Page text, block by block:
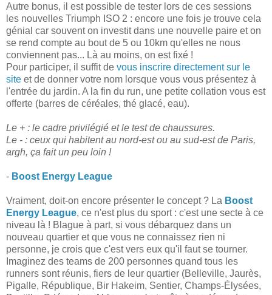
Autre bonus, il est possible de tester lors de ces sessions
les nouvelles Triumph ISO 2 : encore une fois je trouve cela
génial car souvent on investit dans une nouvelle paire et on
se rend compte au bout de 5 ou 10km qu'elles ne nous
conviennent pas... Là au moins, on est fixé !
Pour participer, il suffit de vous inscrire directement sur le
site et de donner votre nom lorsque vous vous présentez à
l'entrée du jardin. A la fin du run, une petite collation vous est
offerte (barres de céréales, thé glacé, eau).
Le + : le cadre privilégié et le test de chaussures.
Le - : ceux qui habitent au nord-est ou au sud-est de Paris,
argh, ça fait un peu loin !
- Boost Energy League
Vraiment, doit-on encore présenter le concept ? La Boost
Energy League, ce n'est plus du sport : c'est une secte à ce
niveau là ! Blague à part, si vous débarquez dans un
nouveau quartier et que vous ne connaissez rien ni
personne, je crois que c'est vers eux qu'il faut se tourner.
Imaginez des teams de 200 personnes quand tous les
runners sont réunis, fiers de leur quartier (Belleville, Jaurès,
Pigalle, République, Bir Hakeim, Sentier, Champs-Élysées,